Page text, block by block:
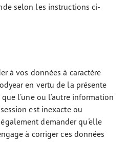
selon les instructions ci-
à vos données à caractère
en vertu de la présente
l’une ou l’autre information
est inexacte ou
demander qu'elle
à corriger ces données